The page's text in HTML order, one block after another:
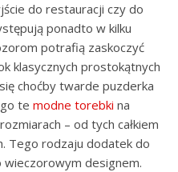
do restauracji czy do
ponadto w kilku
potrafią zaskoczyć
klasycznych prostokątnych
choćby twarde puzderka
te modne torebki na
– od tych całkiem
Tego rodzaju dodatek do
designem.